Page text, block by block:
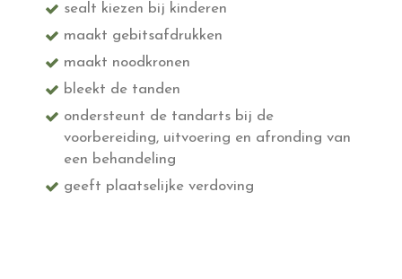
sealt kiezen bij kinderen
maakt gebitsafdrukken
maakt noodkronen
bleekt de tanden
ondersteunt de tandarts bij de
voorbereiding, uitvoering en afronding van
een behandeling
geeft plaatselijke verdoving